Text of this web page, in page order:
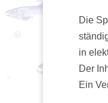
Die
in
Der
Ein